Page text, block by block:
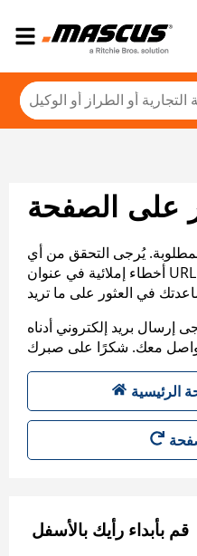
على الصفحة
يُرجى التحقق من أي
أخطاء إملائية في عنوان URL، أو عرض خريطة الموقع
بريد إلكتروني أدناه
الرئيسية
قم بأبداء رأيك بالأسفل